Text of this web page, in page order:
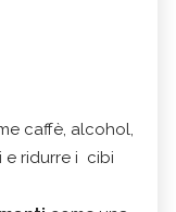
caffè, alcohol,
e ridurre i cibi